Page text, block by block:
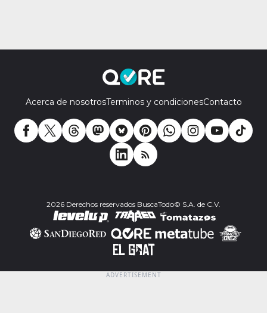
Acerca de nosotrosTerminos y condicionesContacto
2026 Derechos reservados BuscaTodo© S.A. de C.V.